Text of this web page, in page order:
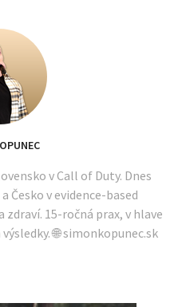
v Call of Duty. Dnes
Česko v evidence-based
15-ročná prax, v hlave
🌐 simonkopunec.sk